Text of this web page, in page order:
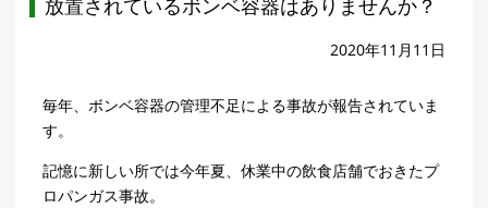
放置されているボンベ容器はありませんか？
2020年11月11日
毎年、ボンベ容器の管理不足による事故が報告されていま
す。
記憶に新しい所では今年夏、休業中の飲食店舗でおきたプ
ロパンガス事故。